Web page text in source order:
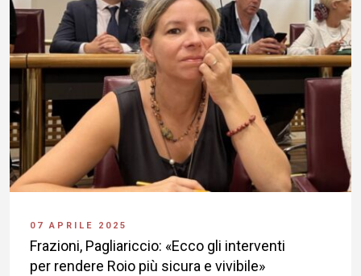
07 APRILE 2025
Frazioni, Pagliariccio: «Ecco gli interventi
per rendere Roio più sicura e vivibile»